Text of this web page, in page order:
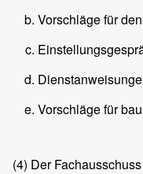
Vorschläge für
Vorschläge für
(4) Der